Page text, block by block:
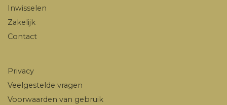
Inwisselen
Zakelijk
Contact
Privacy
Veelgestelde vragen
Voorwaarden van gebruik